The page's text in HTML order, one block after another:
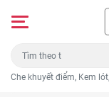
Che khuyết điểm, Kem